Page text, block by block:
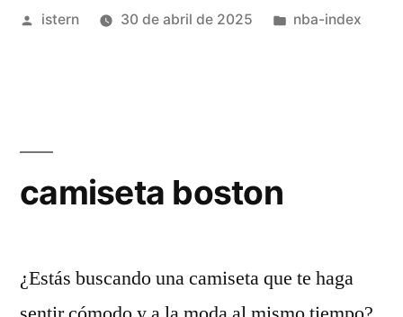
Publicado
istern 30 de abril de 2025
Publicado
nba-index
camiseta boston
¿Estás buscando una camiseta que te haga